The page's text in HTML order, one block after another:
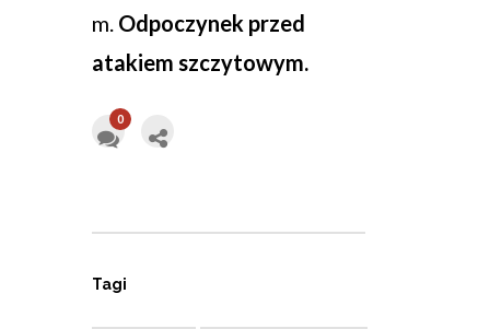
m. Odpoczynek przed
atakiem szczytowym.
0
Tagi